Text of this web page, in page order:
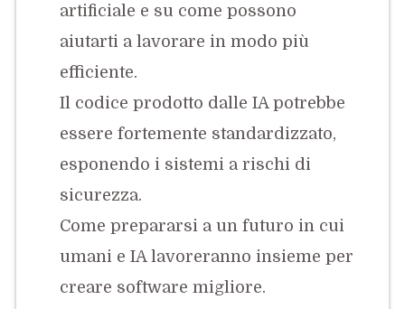
artificiale e su come possono
aiutarti a lavorare in modo più
efficiente.
Il codice prodotto dalle IA potrebbe
essere fortemente standardizzato,
esponendo i sistemi a rischi di
sicurezza.
Come prepararsi a un futuro in cui
umani e IA lavoreranno insieme per
creare software migliore.